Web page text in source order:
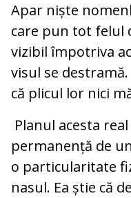
Apar niște
care pun tot felul
vizibil împotriva
visul se
că plicul lor nici
Planul acesta
permanență de
o particularitate
nasul. Ea știe că